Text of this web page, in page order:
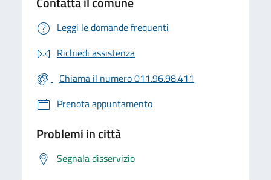
Leggi le domande frequenti
Richiedi assistenza
Chiama il numero 011.96.98.411
Prenota appuntamento
Problemi in città
Segnala disservizio